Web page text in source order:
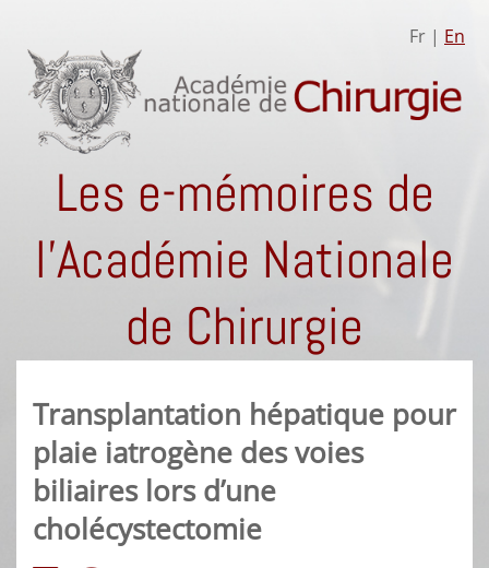
Fr | En
Les e-mémoires de
l'Académie Nationale
de Chirurgie
Transplantation hépatique pour
plaie iatrogène des voies
biliaires lors d’une
cholécystectomie